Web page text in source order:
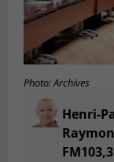
Photo: Archives
Henri-
FM103,3